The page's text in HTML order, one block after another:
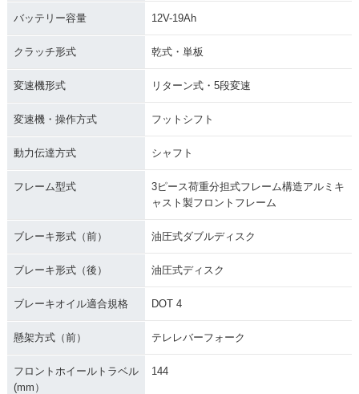
バッテリー容量 12V-19Ah
クラッチ形式 乾式・単板
変速機形式 リターン式・5段変速
変速機・操作方式 フットシフト
動力伝達方式 シャフト
フレーム型式
3ピース荷重分担式フレーム構造アルミキ
ャスト製フロントフレーム
ブレーキ形式（前） 油圧式ダブルディスク
ブレーキ形式（後） 油圧式ディスク
ブレーキオイル適合規格 DOT 4
懸架方式（前） テレレバーフォーク
フロントホイールトラベル
(mm）
144